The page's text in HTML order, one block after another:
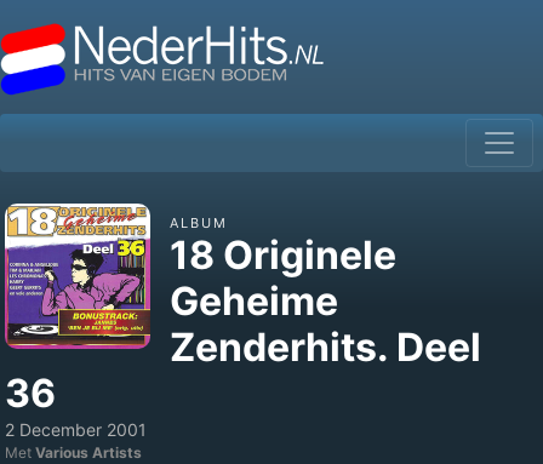
ALBUM
18 Originele
Geheime
Zenderhits. Deel
36
2 December 2001
Met Various Artists